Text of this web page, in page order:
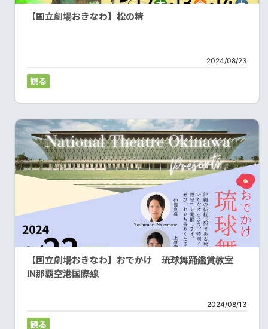
【国立劇場おきなわ】松の精
2024/08/23
観る
【国立劇場おきなわ】おでかけ 琉球舞踊鑑賞教室
IN那覇空港国際線
2024/08/13
観る